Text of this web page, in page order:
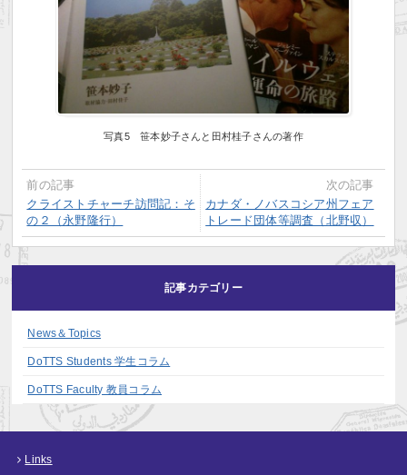
写真5 笹本妙子さんと田村桂子さんの著作
前の記事
クライストチャーチ訪問記：そ
の２（永野隆行）
次の記事
カナダ・ノバスコシア州フェア
トレード団体等調査（北野収）
記事カテゴリー
News＆Topics
DoTTS Students 学生コラム
DoTTS Faculty 教員コラム
Links